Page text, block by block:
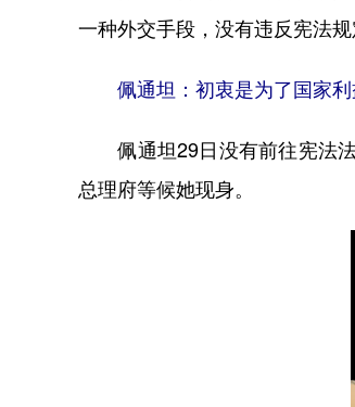
一种外交手段，没有违反宪法规
佩通坦：初衷是为了国家利
佩通坦29日没有前往宪法法
总理府等候她现身。